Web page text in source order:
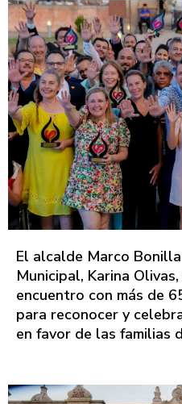
El alcalde Marco
Municipal, Karina
encuentro con más de
para reconocer y
en favor de las familias